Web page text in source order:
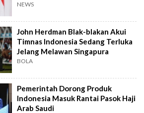
NEWS
John Herdman Blak-blakan Akui
Timnas Indonesia Sedang Terluka
Jelang Melawan Singapura
BOLA
Pemerintah Dorong Produk
Indonesia Masuk Rantai Pasok Haji
Arab Saudi